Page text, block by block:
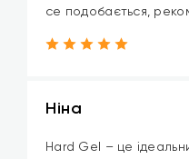
се подобається,
Ніна
Hard Gel – це